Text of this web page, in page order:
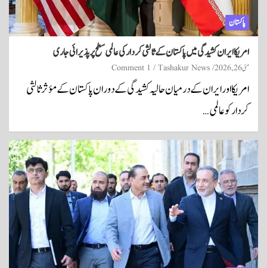
پاکستان
امریکا ایران کشیدگی میں پاکستان کے ثالثی کردار کی عالمی سطح پر پذیرائی جاری
مئی 26, 2026 Tashakur News
1 Comment
امریکا اور ایران کے درمیان حالیہ کشیدگی کے دوران پاکستان کے مؤثر ثالثی
کردار کو عالمی…